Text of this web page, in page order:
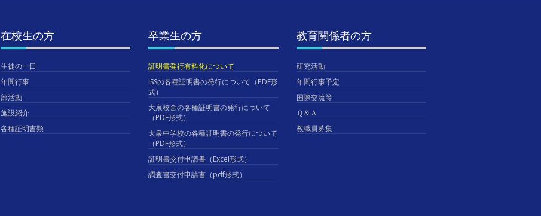
在校生の方
生徒の一日
年間行事
部活動
施設紹介
各種証明書類
卒業生の方
証明書発行有料化について
ISSの各種証明書の発行について（PDF形
式）
大泉校舎の各種証明書の発行について
（PDF形式）
大泉中学校の各種証明書の発行について
（PDF形式）
証明書交付申請書（Excel形式）
調査書交付申請書（pdf形式）
教育関係者の方
研究活動
年間行事予定
国際交流等
Ｑ＆Ａ
教職員募集